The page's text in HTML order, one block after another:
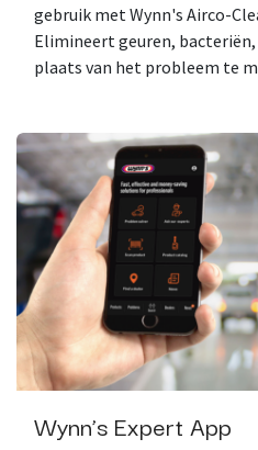
gebruik met Wynn's Airco-
Elimineert geuren,
plaats van het probleem te
Wynn’s Expert App